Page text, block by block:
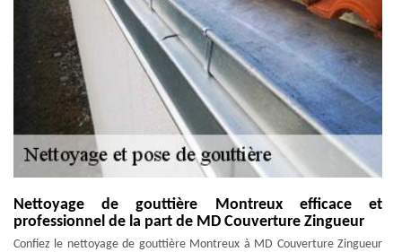
Nettoyage de gouttière Montreux efficace et
professionnel de la part de MD Couverture Zingueur
Confiez le nettoyage de gouttière Montreux à MD Couverture Zingueur